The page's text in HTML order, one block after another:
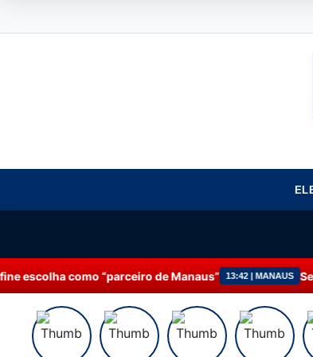
de Manaus” 13:42 | MANAUS Servidores da